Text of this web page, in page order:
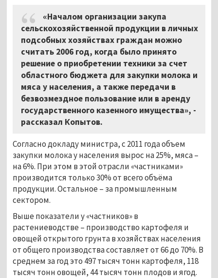
«Началом организации закупа
сельскохозяйственной продукции в личных
подсобных хозяйствах граждан можно
считать 2006 год, когда было принято
решение о приобретении техники за счет
областного бюджета для закупки молока и
мяса у населения, а также передачи в
безвозмездное пользование или в аренду
государственного казенного имущества», -
рассказал Копытов.
Согласно докладу министра, с 2011 года объем
закупки молока у населения вырос на 25%, мяса –
на 6%. При этом в этой отрасли «частниками»
производится только 30% от всего объёма
продукции. Остальное – за промышленным
сектором.
Выше показатели у «частников» в
растениеводстве – производство картофеля и
овощей открытого грунта в хозяйствах населения
от общего производства составляет от 66 до 70%. В
среднем за год это 497 тысяч тонн картофеля, 118
тысяч тонн овощей, 44 тысяч тонн плодов и ягод.